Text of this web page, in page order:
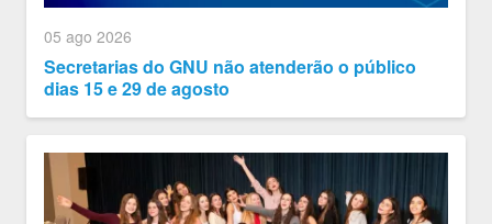
05 ago 2026
Secretarias do GNU não atenderão o público
dias 15 e 29 de agosto